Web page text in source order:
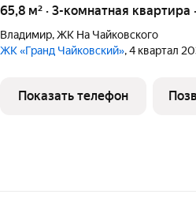
65,8 м² · 3-комнатная квартира
Владимир,ЖК На Чайковского
ЖК «Гранд Чайковский», 4 квартал
Показать телефон